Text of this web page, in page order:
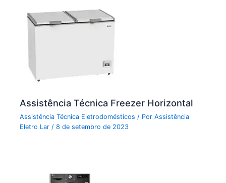
Assistência Técnica Freezer Horizontal
Assistência Técnica Eletrodomésticos / PorAssistência
Eletro Lar/8 de setembro de 2023